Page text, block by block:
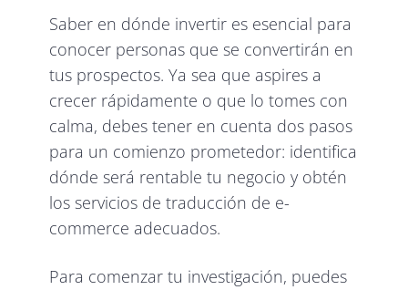
Saber en dónde invertir es esencial para
conocer personas que se convertirán en
tus prospectos. Ya sea que aspires a
crecer rápidamente o que lo tomes con
calma, debes tener en cuenta dos pasos
para un comienzo prometedor: identifica
dónde será rentable tu negocio y obtén
los servicios de traducción de e-
commerce adecuados.
Para comenzar tu investigación, puedes